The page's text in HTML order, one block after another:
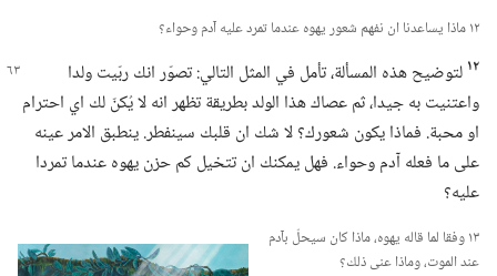
١٢ ماذا يساعدنا ان نفهم شعور يهوه عندما تمرد عليه آدم وحواء؟‏
١٢ لتوضيح هذه المسألة،‏ تأمل في المثل التالي:‏ تصوّر انك ربّيت ولدا
واعتنيت به جيدا،‏ ثم عصاك هذا الولد بطريقة تظهر انه لا يُكنّ لك اي احترام
او محبة.‏ فماذا يكون شعورك؟‏ لا شك ان قلبك سينفطر.‏ ينطبق الامر عينه
على ما فعله آدم وحواء.‏ فهل يمكنك ان تتخيل كم حزن يهوه عندما تمردا
عليه؟‏
١٣ وفقا لما قاله يهوه،‏ ماذا كان سيحلّ بآ‌دم
عند الموت،‏ وماذا عنى ذلك؟‏